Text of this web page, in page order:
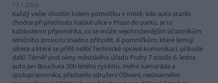
17.1.2006
Každý večer chodím kolem pomníčku v místě, kde auto srazilo
chodce při přechodu Italské ulice v Praze do parku. Je to
každodenní připomínka, co se může nejohroženějším účastníkům
silničního provozu snadno přihodit. K pomníčkům, které lemují
silnice a které se příliš nelíbí Technické správě komunikací, přibude
další. Téměř pod okny městského úřadu Prahy 7 srazilo 6. ledna
auto Jan Bouchala 30ti letého cyklistu, mého kamaráda a
spolupracovníka, předsedu sdružení Oživení, neúnavného